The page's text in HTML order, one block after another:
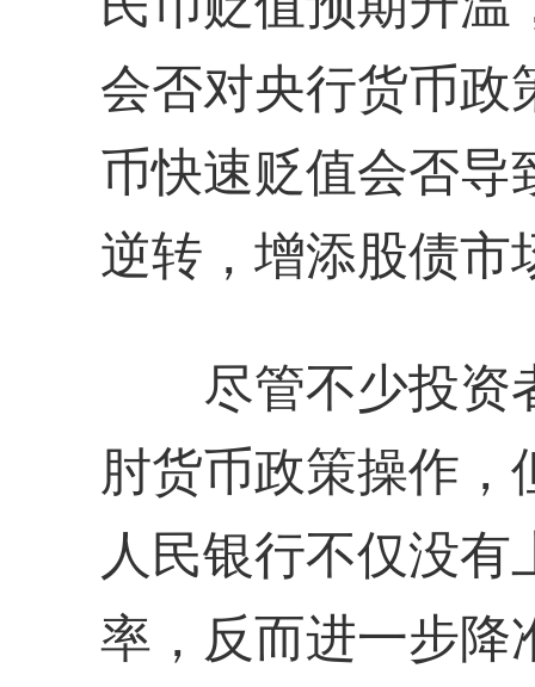
会否对央行货币政
币快速贬值会否导
逆转，增添股债市
尽管不少投资
肘货币政策操作，
人民银行不仅没
率，反而进一步降